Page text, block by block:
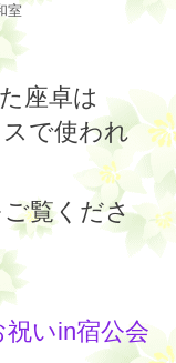
室
座卓は
で使われ
覧くださ
いin宿公会